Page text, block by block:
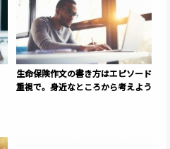
生命保険作文の書き方はエピソード
重視で。身近なところから考えよう